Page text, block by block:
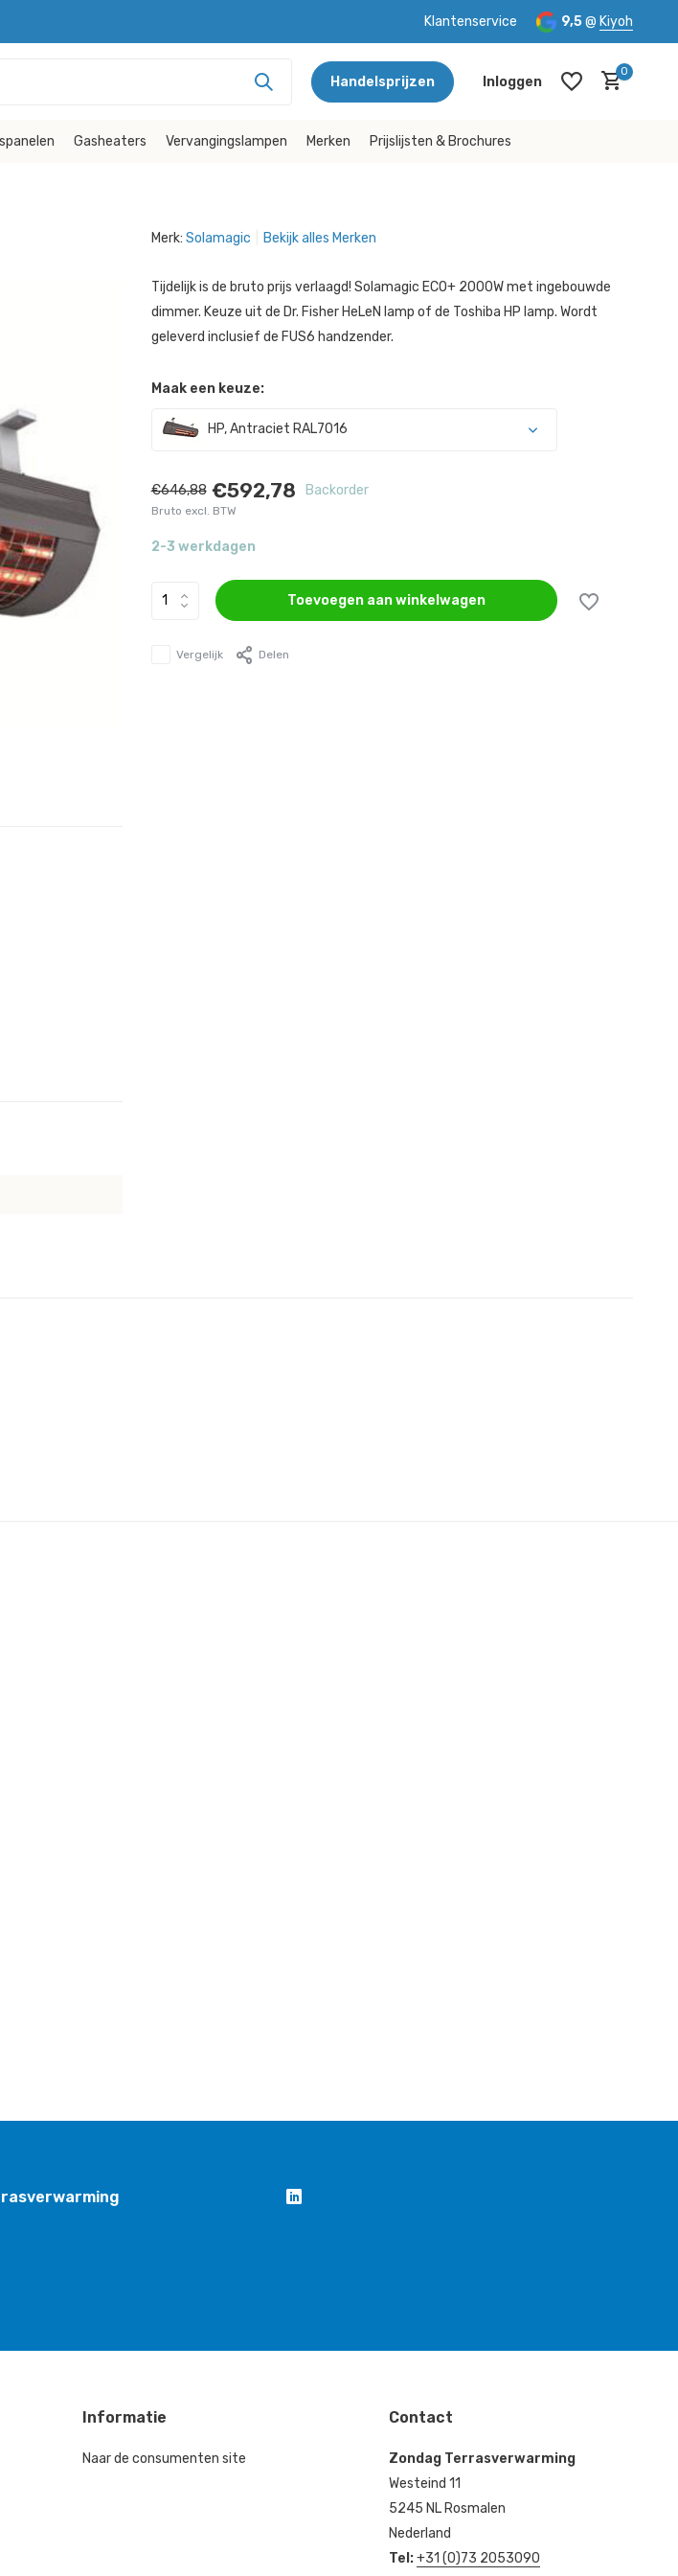
Klantenservice 9,5@ Kiyoh
Handelsprijzen Inloggen
0
Gasheaters Vervangingslampen Merken Prijslijsten & Brochures
Merk: Solamagic Bekijk alles Merken
Tijdelijk is de bruto prijs verlaagd! Solamagic ECO+ 2000W met ingebouwde
dimmer. Keuze uit de Dr. Fisher HeLeN lamp of de Toshiba HP lamp. Wordt
geleverd inclusief de FUS6 handzender.
Maak een keuze:
HP, Antraciet RAL7016
Uitverkocht
€646,88 €592,78 Backorder
Bruto excl. BTW
2-3 werkdagen
Toevoegen aan winkelwagen
Vergelijk Delen
Informatie
Naar de consumenten site
Contact
Zondag Terrasverwarming
Westeind 11
5245 NL Rosmalen
Nederland
Tel:+31 (0)73 2053090